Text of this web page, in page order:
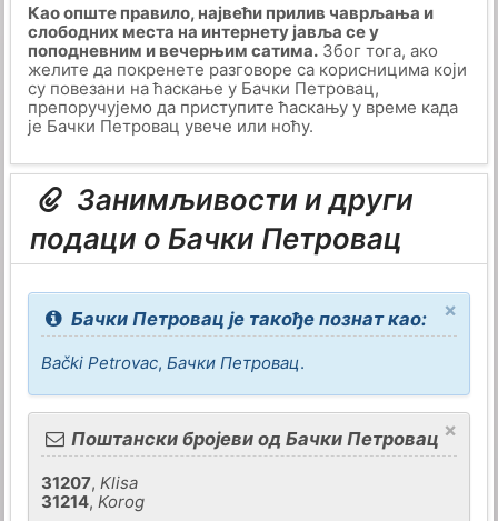
Као опште правило, највећи прилив чаврљања и
слободних места на интернету јавља се у
поподневним и вечерњим сатима.Због тога, ако
желите да покренете разговоре са корисницима који
су повезани на ћаскање у Бачки Петровац,
препоручујемо да приступите ћаскању у време када
је Бачки Петровац увече или ноћу.
Занимљивости и други
подаци о Бачки Петровац
×
Бачки Петровац је такође познат као:
Bački Petrovac,Бачки Петровац.
×
Поштански бројеви од Бачки Петровац
31207, Klisa
31214, Korog